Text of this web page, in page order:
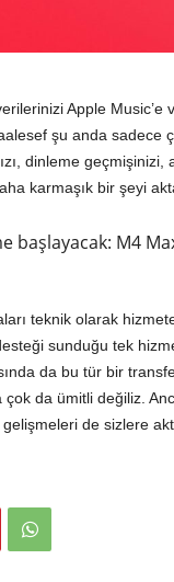
Apple
şu anda sadece
dinleme
karmaşık bir şeyi
başlayacak: M4
teknik olarak
sunduğu tek
da bu tür bir
da ümitli değiliz.
de sizlere